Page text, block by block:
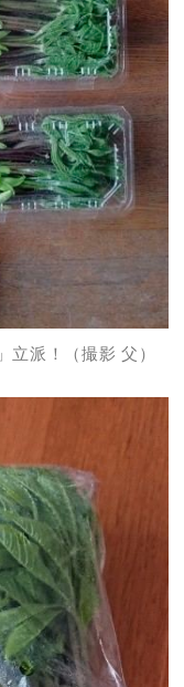
」立派！（撮影 父）